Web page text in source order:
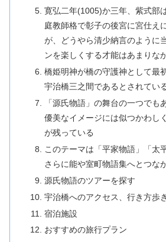
寛弘二年(1005)か三年、紫式部
庭教師格で彰子の後宮に宮仕え
が、どうやら清少納言のように
ンを楽しくする才能はあまりな
橋姫明神が橋の守護神として最
宇治橋三之間であるとされてい
「源氏物語」の舞台の一つでも
優美なイメージには似つかわし
が残っている
このテーマは「平家物語」「太
さらに能や室町物語集へとつな
源氏物語のツアーを探す
宇治橋へのアクセス、行き方歩
宿泊施設
おすすめの旅行プラン